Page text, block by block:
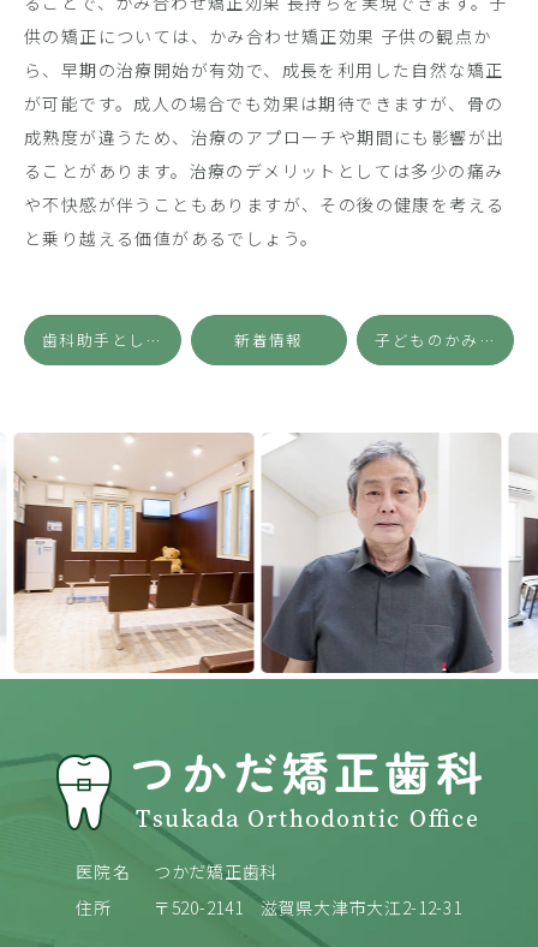
供の矯正については、かみ合わせ矯正効果 子供の観点か
ら、早期の治療開始が有効で、成長を利用した自然な矯正
が可能です。成人の場合でも効果は期待できますが、骨の
成熟度が違うため、治療のアプローチや期間にも影響が出
ることがあります。治療のデメリットとしては多少の痛み
や不快感が伴うこともありますが、その後の健康を考える
と乗り越える価値があるでしょう。
歯科助手としてのキャリアアップを目指す女性への実践ガイド 新着情報 子どものかみ合わせチェック方法と治療開始のタイミング
Previous Next
医院名
つかだ矯正歯科
住所
〒520-2141滋賀県大津市大江2-12-31